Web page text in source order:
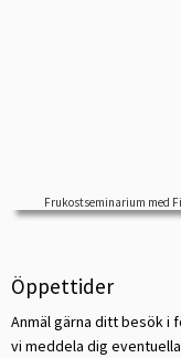
Frukostseminarium med
Öppettider
Anmäl gärna ditt besök i
vi meddela dig